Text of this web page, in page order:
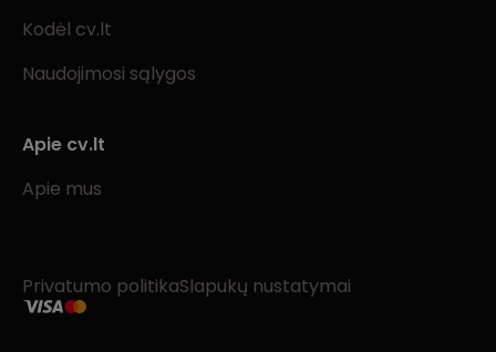
Kodėl cv.lt
Naudojimosi sąlygos
Apie cv.lt
Apie mus
Privatumo politikaSlapukų nustatymai